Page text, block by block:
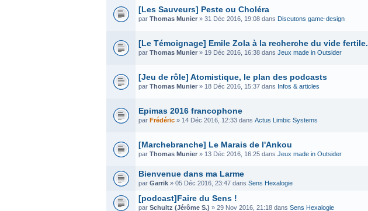
[Les Sauveurs] Peste ou Choléra
par Thomas Munier » 31 Déc 2016, 19:08 dans Discutons game-design
[Le Témoignage] Emile Zola à la recherche du vide fertile.
par Thomas Munier » 19 Déc 2016, 16:38 dans Jeux made in Outsider
[Jeu de rôle] Atomistique, le plan des podcasts
par Thomas Munier » 18 Déc 2016, 15:37 dans Infos & articles
Epimas 2016 francophone
par Frédéric » 14 Déc 2016, 12:33 dans Actus Limbic Systems
[Marchebranche] Le Marais de l'Ankou
par Thomas Munier » 13 Déc 2016, 16:25 dans Jeux made in Outsider
Bienvenue dans ma Larme
par Garrik » 05 Déc 2016, 23:47 dans Sens Hexalogie
[podcast]Faire du Sens !
par Schultz (Jérôme S.) » 29 Nov 2016, 21:18 dans Sens Hexalogie